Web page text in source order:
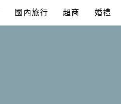
國內旅行 超商 婚禮